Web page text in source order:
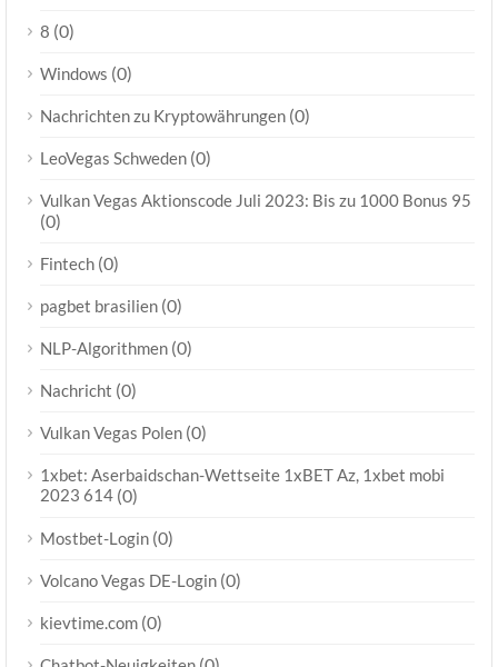
8 (0)
Windows (0)
Nachrichten zu Kryptowährungen (0)
LeoVegas Schweden (0)
Vulkan Vegas Aktionscode Juli 2023: Bis zu 1000 Bonus 95
(0)
Fintech (0)
pagbet brasilien (0)
NLP-Algorithmen (0)
Nachricht (0)
Vulkan Vegas Polen (0)
1xbet: Aserbaidschan-Wettseite 1xBET Az, 1xbet mobi
2023 614 (0)
Mostbet-Login (0)
Volcano Vegas DE-Login (0)
kievtime.com (0)